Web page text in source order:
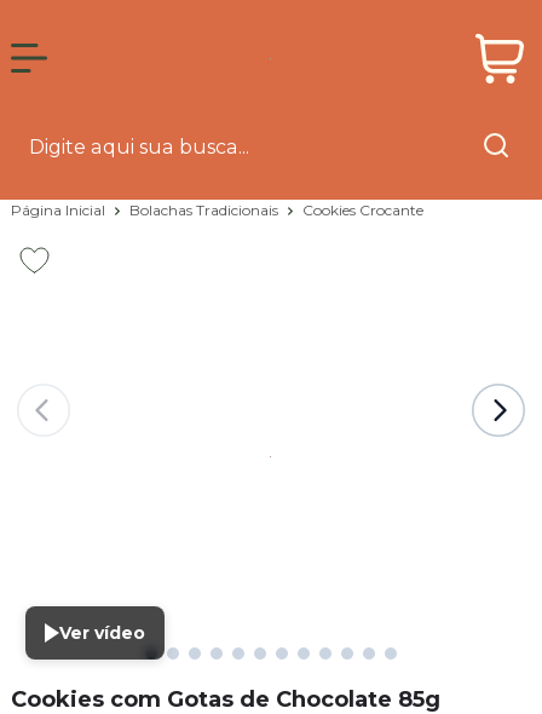
Página Inicial Bolachas Tradicionais Cookies Crocante
Ver vídeo
Cookies com Gotas de Chocolate 85g